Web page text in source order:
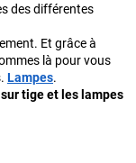
des différentes
Et grâce à
là pour vous
Lampes.
tige et les lampes